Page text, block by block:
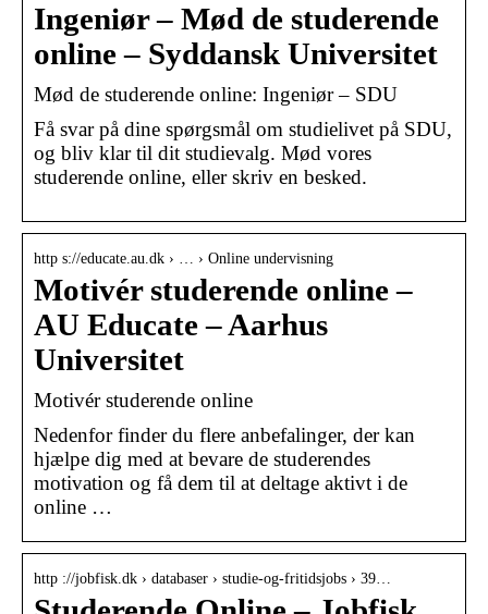
Ingeniør – Mød de studerende
online – Syddansk Universitet
Mød de studerende online: Ingeniør – SDU
Få svar på dine spørgsmål om studielivet på SDU,
og bliv klar til dit studievalg. Mød vores
studerende online, eller skriv en besked.
http s://educate.au.dk › … › Online undervisning
Motivér studerende online –
AU Educate – Aarhus
Universitet
Motivér studerende online
Nedenfor finder du flere anbefalinger, der kan
hjælpe dig med at bevare de studerendes
motivation og få dem til at deltage aktivt i de
online …
http ://jobfisk.dk › databaser › studie-og-fritidsjobs › 39…